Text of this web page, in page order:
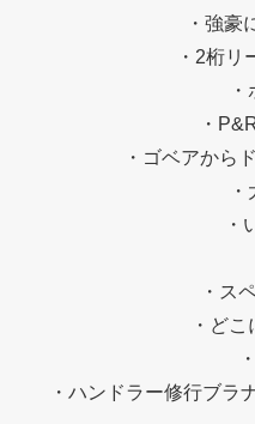
・強豪
・2桁リ
・
・ゴベアから
・
・ス
・ど
・ハンドラー修行ブラ